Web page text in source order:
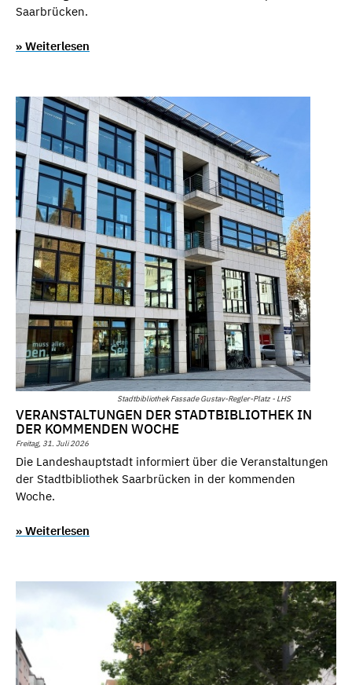
Saarbrücken.
» Weiterlesen
Stadtbibliothek Fassade Gustav-Regler-Platz - LHS
VERANSTALTUNGEN DER STADTBIBLIOTHEK IN
DER KOMMENDEN WOCHE
Freitag, 31. Juli 2026
Die Landeshauptstadt informiert über die Veranstaltungen
der Stadtbibliothek Saarbrücken in der kommenden
Woche.
» Weiterlesen